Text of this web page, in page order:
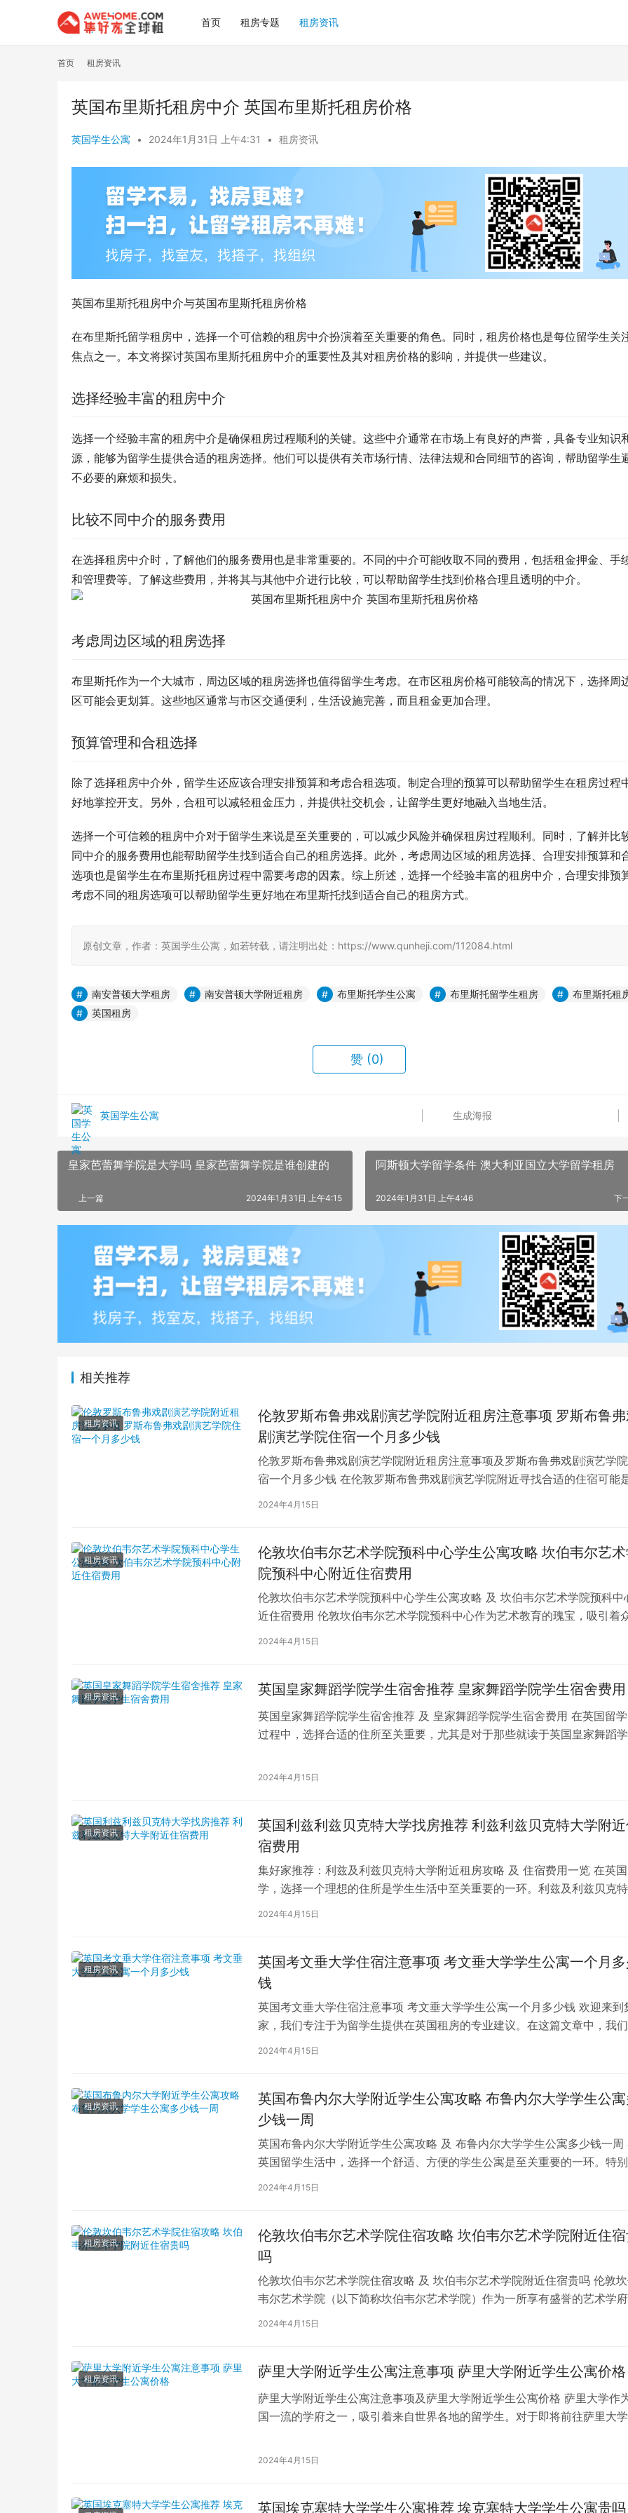
首页 租房专题 租房资讯
首页 租房资讯
英国布里斯托租房中介 英国布里斯托租房价格
英国学生公寓 • 2024年1月31日 上午4:31 • 租房资讯
英国布里斯托租房中介与英国布里斯托租房价格
在布里斯托留学租房中，选择一个可信赖的租房中介扮演着至关重要的角色。同时，租房价格也是每位留学生关
焦点之一。本文将探讨英国布里斯托租房中介的重要性及其对租房价格的影响，并提供一些建议。
选择经验丰富的租房中介
选择一个经验丰富的租房中介是确保租房过程顺利的关键。这些中介通常在市场上有良好的声誉，具备专业知识
源，能够为留学生提供合适的租房选择。他们可以提供有关市场行情、法律法规和合同细节的咨询，帮助留学生
不必要的麻烦和损失。
比较不同中介的服务费用
在选择租房中介时，了解他们的服务费用也是非常重要的。不同的中介可能收取不同的费用，包括租金押金、手
和管理费等。了解这些费用，并将其与其他中介进行比较，可以帮助留学生找到价格合理且透明的中介。
考虑周边区域的租房选择
布里斯托作为一个大城市，周边区域的租房选择也值得留学生考虑。在市区租房价格可能较高的情况下，选择周
区可能会更划算。这些地区通常与市区交通便利，生活设施完善，而且租金更加合理。
预算管理和合租选择
除了选择租房中介外，留学生还应该合理安排预算和考虑合租选项。制定合理的预算可以帮助留学生在租房过程
好地掌控开支。另外，合租可以减轻租金压力，并提供社交机会，让留学生更好地融入当地生活。
选择一个可信赖的租房中介对于留学生来说是至关重要的，可以减少风险并确保租房过程顺利。同时，了解并比
同中介的服务费用也能帮助留学生找到适合自己的租房选择。此外，考虑周边区域的租房选择、合理安排预算和
选项也是留学生在布里斯托租房过程中需要考虑的因素。综上所述，选择一个经验丰富的租房中介，合理安排预
考虑不同的租房选项可以帮助留学生更好地在布里斯托找到适合自己的租房方式。
原创文章，作者：英国学生公寓，如若转载，请注明出处：https://www.qunheji.com/112084.html
南安普顿大学租房 南安普顿大学附近租房 布里斯托学生公寓 布里斯托留学生租房
布里斯托租
英国租房
赞 (0)
英国学生公寓 生成海报
皇家芭蕾舞学院是大学吗 皇家芭蕾舞学院是谁创建的
上一篇 2024年1月31日 上午4:15
阿斯顿大学留学条件 澳大利亚国立大学留学租房
下
2024年1月31日 上午4:46
相关推荐
租房资讯
伦敦罗斯布鲁弗戏剧演艺学院附近租房注意事项 罗斯布鲁
剧演艺学院住宿一个月多少钱
伦敦罗斯布鲁弗戏剧演艺学院附近租房注意事项及罗斯布鲁弗戏剧演艺学
宿一个月多少钱 在伦敦罗斯布鲁弗戏剧演艺学院附近寻找合适的住宿可能
学生活中的一项关键任务。为了帮助您顺利完成…
2024年4月15日
租房资讯
伦敦坎伯韦尔艺术学院预科中心学生公寓攻略 坎伯韦尔艺
院预科中心附近住宿费用
伦敦坎伯韦尔艺术学院预科中心学生公寓攻略 及 坎伯韦尔艺术学院预科中
近住宿费用 伦敦坎伯韦尔艺术学院预科中心作为艺术教育的瑰宝，吸引着
2024年4月15日
租房资讯 英国皇家舞蹈学院学生宿舍推荐 皇家舞蹈学院学生宿舍费用
英国皇家舞蹈学院学生宿舍推荐 及 皇家舞蹈学院学生宿舍费用 在英国留
过程中，选择合适的住所至关重要，尤其是对于那些就读于英国皇家舞蹈学
2024年4月15日
租房资讯
英国利兹利兹贝克特大学找房推荐 利兹利兹贝克特大学附
宿费用
集好家推荐：利兹及利兹贝克特大学附近租房攻略 及 住宿费用一览 在英
学，选择一个理想的住所是学生生活中至关重要的一环。利兹及利兹贝克特
学（以下简称利兹贝大）作为英国一所卓越的…
2024年4月15日
租房资讯
英国考文垂大学住宿注意事项 考文垂大学学生公寓一个月
钱
英国考文垂大学住宿注意事项 考文垂大学学生公寓一个月多少钱 欢迎来到
家，我们专注于为留学生提供在英国租房的专业建议。在这篇文章中，我们
深入探讨英国考文垂大学住宿的注意事项，以…
2024年4月15日
租房资讯
英国布鲁内尔大学附近学生公寓攻略 布鲁内尔大学学生公寓
少钱一周
英国布鲁内尔大学附近学生公寓攻略 及 布鲁内尔大学学生公寓多少钱一周
英国留学生活中，选择一个舒适、方便的学生公寓是至关重要的一环。特别
2024年4月15日
租房资讯
伦敦坎伯韦尔艺术学院住宿攻略 坎伯韦尔艺术学院附近住
吗
伦敦坎伯韦尔艺术学院住宿攻略 及 坎伯韦尔艺术学院附近住宿贵吗 伦敦
韦尔艺术学院（以下简称坎伯韦尔艺术学院）作为一所享有盛誉的艺术学府
吸引了全球各地的学子前来学习。而对于即将…
2024年4月15日
租房资讯 萨里大学附近学生公寓注意事项 萨里大学附近学生公寓价格
萨里大学附近学生公寓注意事项及萨里大学附近学生公寓价格 萨里大学作
国一流的学府之一，吸引着来自世界各地的留学生。对于即将前往萨里大学
2024年4月15日
英国埃克塞特大学学生公寓推荐 埃克塞特大学学生公寓贵吗